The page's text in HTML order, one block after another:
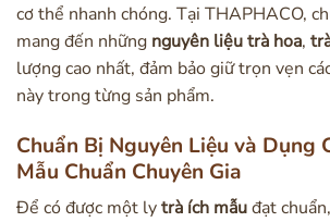
cơ thể nhanh chóng. Tại THAPHACO,
mang đến những nguyên liệu trà hoa,
lượng cao nhất, đảm bảo giữ trọn vẹn
này trong từng sản phẩm.
Chuẩn Bị Nguyên Liệu và Dụng
Mẫu Chuẩn Chuyên Gia
Để có được một lytrà ích mẫuđạt